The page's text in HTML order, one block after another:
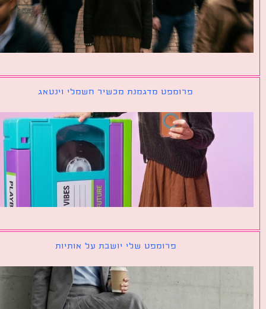
פרומפט מדגמנת מכשיר חשמלי וינטאג
פרומפט שלי יושבת על אותיות